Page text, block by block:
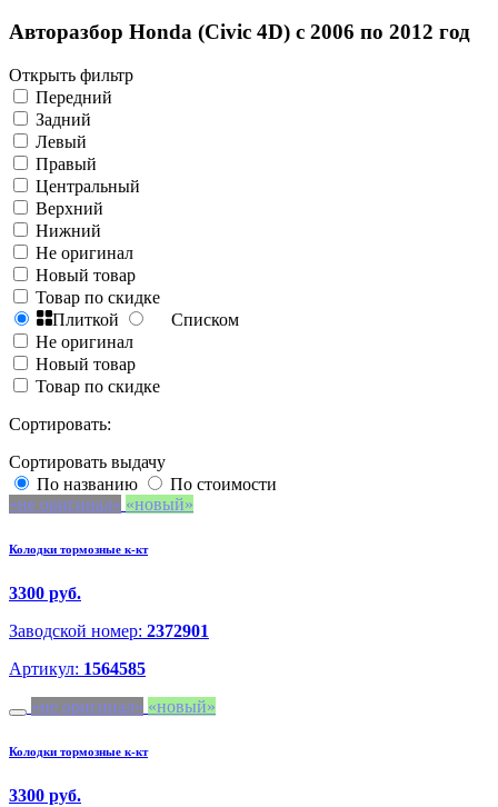
Авторазбор Honda (Civic 4D) с 2006 по 2012 год
Открыть фильтр
Передний
Задний
Левый
Правый
Центральный
Верхний
Нижний
Не оригинал
Новый товар
Товар по скидке
Плиткой
Списком
Не оригинал
Новый товар
Товар по скидке
Сортировать:
Сортировать выдачу
По названию
По стоимости
не оригинал
новый
Колодки тормозные к-кт
3300 руб.
Заводской номер: 2372901
Артикул: 1564585
не оригинал
новый
Колодки тормозные к-кт
3300 руб.